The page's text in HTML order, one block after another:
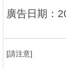
廣告日期 ：
[請注意]